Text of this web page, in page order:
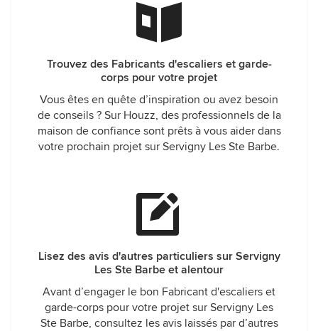
Trouvez des Fabricants d'escaliers et garde-
corps pour votre projet
Vous êtes en quête d’inspiration ou avez besoin
de conseils ? Sur Houzz, des professionnels de la
maison de confiance sont prêts à vous aider dans
votre prochain projet sur Servigny Les Ste Barbe.
Lisez des avis d'autres particuliers sur Servigny
Les Ste Barbe et alentour
Avant d’engager le bon Fabricant d'escaliers et
garde-corps pour votre projet sur Servigny Les
Ste Barbe, consultez les avis laissés par d’autres